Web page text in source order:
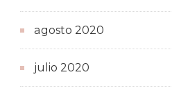
agosto 2020
julio 2020